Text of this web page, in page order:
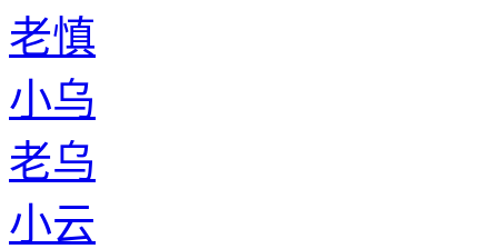
老慎
小乌
老乌
小云